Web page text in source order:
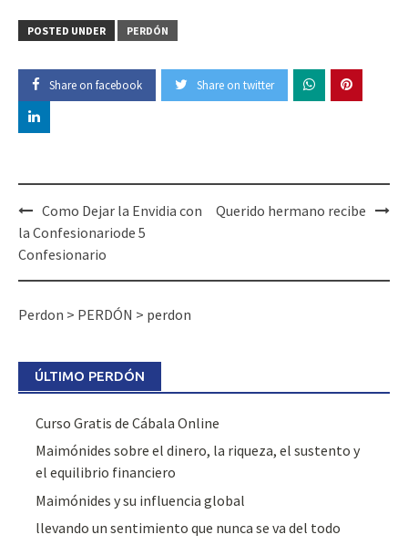
POSTED UNDER PERDÓN
Share on facebook Share on twitter
Como Dejar la Envidia con
la Confesionariode 5
Confesionario
Querido hermano recibe
Perdon > PERDÓN > perdon
ÚLTIMO PERDÓN
Curso Gratis de Cábala Online
Maimónides sobre el dinero, la riqueza, el sustento y
el equilibrio financiero
Maimónides y su influencia global
llevando un sentimiento que nunca se va del todo